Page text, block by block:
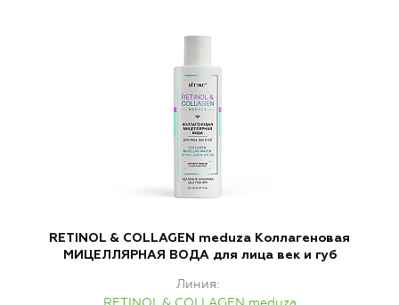
RETINOL & COLLAGEN meduza Коллагеновая
МИЦЕЛЛЯРНАЯ ВОДА для лица век и губ
Линия